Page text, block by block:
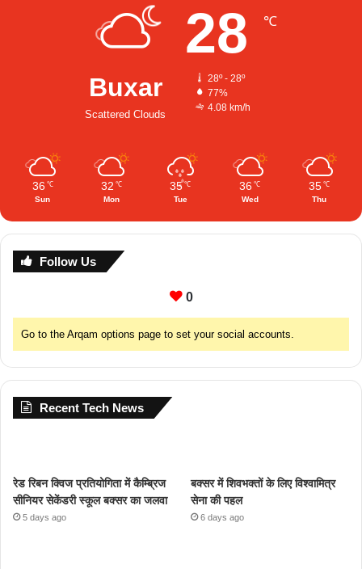
Buxar
Scattered Clouds
28 ℃
28º - 28º
77%
4.08 km/h
36 ℃
Sun
32 ℃
Mon
35 ℃
Tue
36 ℃
Wed
35 ℃
Thu
Follow Us
0
Go to the Arqam options page to set your social accounts.
Recent Tech News
रेड रिबन क्विज प्रतियोगिता में कैम्ब्रिज
सीनियर सेकेंडरी स्कूल बक्सर का जलवा
5 days ago
बक्सर में शिवभक्तों के लिए विश्वामित्र
सेना की पहल
6 days ago